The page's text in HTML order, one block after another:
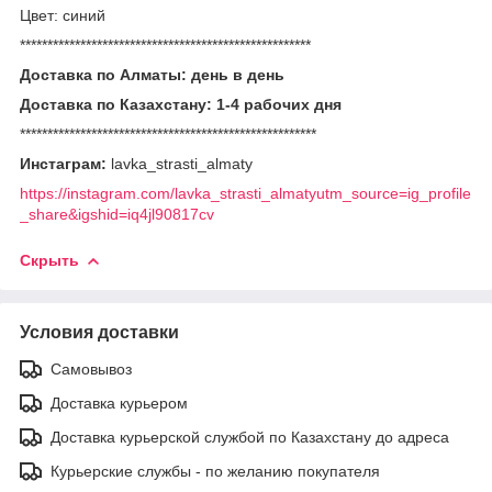
Цвет: синий
*****************************************************
Доставка по Алматы: день в день
Доставка по Казахстану: 1-4 рабочих дня
******************************************************
Инстаграм: lavka_strasti_almaty
https://instagram.com/lavka_strasti_almatyutm_source=ig_profile
_share&igshid=iq4jl90817cv
Скрыть
Условия доставки
Самовывоз
Доставка курьером
Доставка курьерской службой по Казахстану до адреса
Курьерские службы - по желанию покупателя